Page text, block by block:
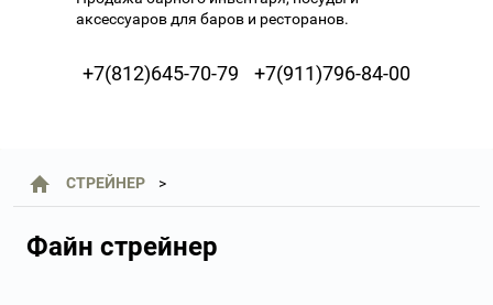
аксессуаров для баров и ресторанов.
+7(812)645-70-79 +7(911)796-84-00
СТРЕЙНЕР
Файн стрейнер